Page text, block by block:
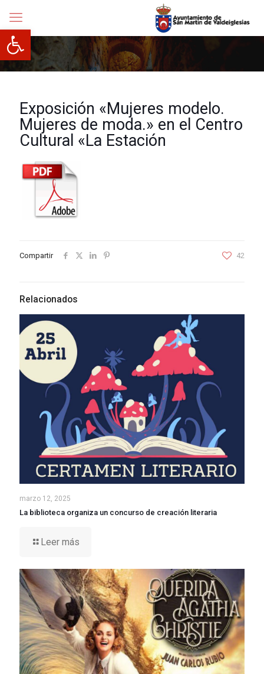
Abrir barra de herramientas
Exposición «Mujeres modelo.
Mujeres de moda.» en el Centro
Cultural «La Estación
Compartir 42
Relacionados
marzo 12, 2025
La biblioteca organiza un concurso de creación literaria
Leer más